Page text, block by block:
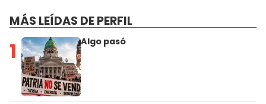
MÁS LEÍDAS DE PERFIL
1 Algo pasó